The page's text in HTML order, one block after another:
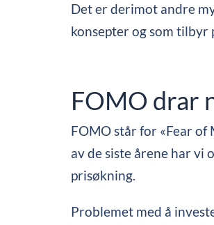
Det er derimot andre
konsepter og som tilbyr
FOMO drar
FOMO står for «Fear
av de siste årene har vi
prisøkning.
Problemet med å